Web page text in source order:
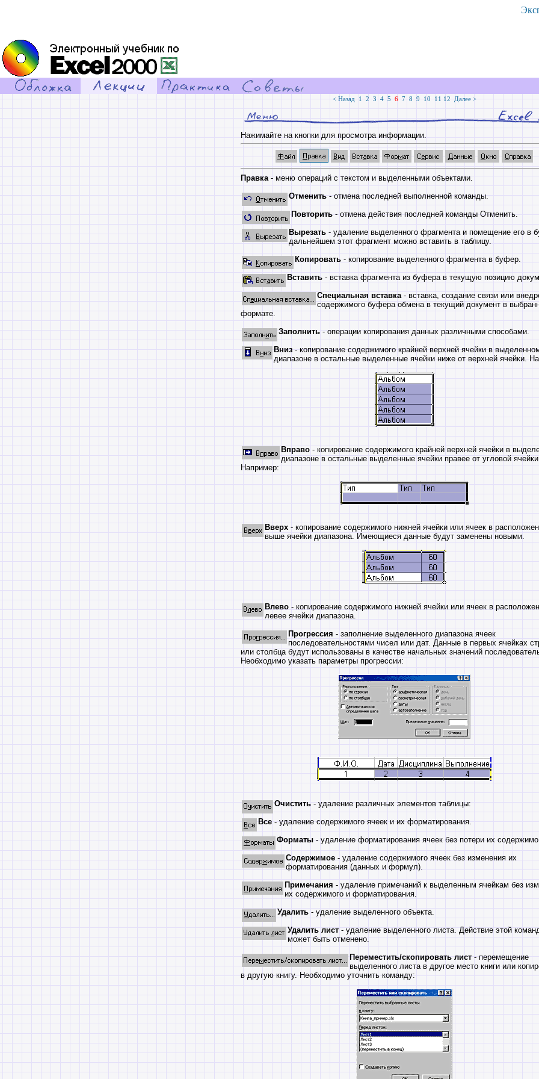
< Назад 1 2 3 4 5 6 7 8 9 10 11 12 Далее >
Нажимайте на кнопки для просмотра информации.
Правка - меню операций с текстом и выделенными объектами.
Отменить - отмена последней выполненной команды.
Повторить - отмена действия последней команды Отменить.
Вырезать - удаление выделенного фрагмента и помещение его в
дальнейшем этот фрагмент можно вставить в таблицу.
Копировать - копирование выделенного фрагмента в буфер.
Вставить - вставка фрагмента из буфера в текущую позицию
Специальная вставка - вставка, создание связи или
содержимого буфера обмена в текущий документ в
формате.
Заполнить - операции копирования данных различными способами.
Вниз - копирование содержимого крайней верхней ячейки в
диапазоне в остальные выделенные ячейки ниже от верхней ячейки.
Вправо - копирование содержимого крайней верхней ячейки в
диапазоне в остальные выделенные ячейки правее от угловой ячейки.
Например:
Вверх - копирование содержимого нижней ячейки или ячеек в
выше ячейки диапазона. Имеющиеся данные будут заменены новыми.
Влево - копирование содержимого нижней ячейки или ячеек в
левее ячейки диапазона.
Прогрессия - заполнение выделенного диапазона ячеек
последовательностями чисел или дат. Данные в первых ячейках
или столбца будут использованы в качестве начальных значений
Необходимо указать параметры прогрессии:
Очистить - удаление различных элементов таблицы:
Все - удаление содержимого ячеек и их форматирования.
Форматы - удаление форматирования ячеек без потери их
Содержимое - удаление содержимого ячеек без изменения их
форматирования (данных и формул).
Примечания - удаление примечаний к выделенным ячейкам без
их содержимого и форматирования.
Удалить - удаление выделенного объекта.
Удалить лист - удаление выделенного листа. Действие этой
может быть отменено.
Переместить/скопировать лист - перемещение
выделенного листа в другое место книги или
в другую книгу. Необходимо уточнить команду: